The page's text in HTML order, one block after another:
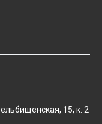
15, к. 2